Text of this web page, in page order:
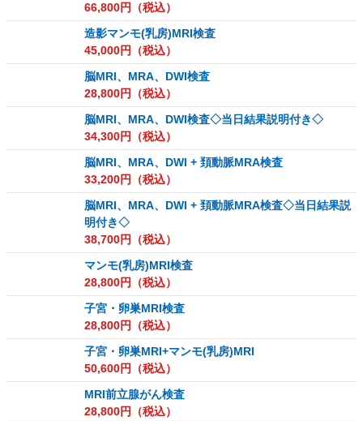
66,800円（税込）
造影マンモ(乳房)MRI検査
45,000円（税込）
脳MRI、MRA、DWI検査
28,800円（税込）
脳MRI、MRA、DWI検査◇当日結果説明付き◇
34,300円（税込）
脳MRI、MRA、DWI + 頚動脈MRA検査
33,200円（税込）
脳MRI、MRA、DWI + 頚動脈MRA検査◇当日結果説
明付き◇
38,700円（税込）
マンモ(乳房)MRI検査
28,800円（税込）
子宮・卵巣MRI検査
28,800円（税込）
子宮・卵巣MRI+マンモ(乳房)MRI
50,600円（税込）
MRI前立腺がん検査
28,800円（税込）